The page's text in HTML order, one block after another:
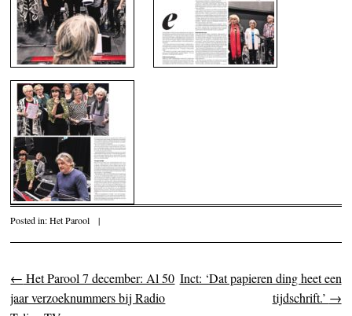
Posted in:Het Parool |
Post navigation
← Het Parool 7 december: Al 50
jaar verzoeknummers bij Radio
Inct: ‘Dat papieren ding heet een
tijdschrift.’ →